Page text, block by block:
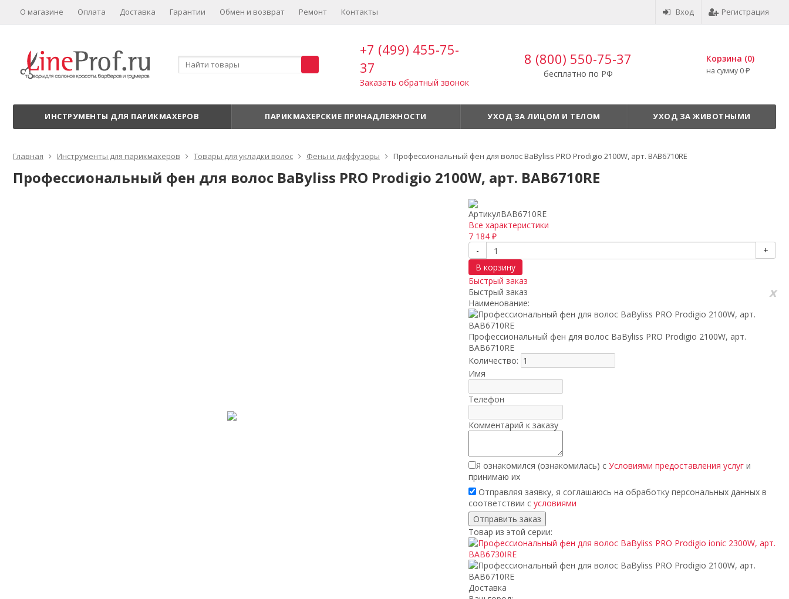
Вход Регистрация
О магазине Оплата Доставка Гарантии Обмен и возврат Ремонт Контакты
+7 (499) 455-75-
37
Заказать обратный звонок
8 (800) 550-75-37
бесплатно по РФ
Корзина (0)
на сумму 0 ₽
ИНСТРУМЕНТЫ ДЛЯ ПАРИКМАХЕРОВ ПАРИКМАХЕРСКИЕ ПРИНАДЛЕЖНОСТИ УХОД ЗА ЛИЦОМ И ТЕЛОМ УХОД ЗА ЖИВОТНЫМИ
Главная Инструменты для парикмахеров Товары для укладки волос Фены и диффузоры Профессиональный фен для волос BaByliss PRO Prodigio 2100W, арт. BAB6710RE
Профессиональный фен для волос BaByliss PRO Prodigio 2100W, арт. BAB6710RE
АртикулBAB6710RE
Все характеристики
7 184 ₽
-
+
В корзину
Быстрый заказ
Быстрый заказ
x
Наименование:
Профессиональный фен для волос BaByliss PRO Prodigio 2100W, арт.
BAB6710RE
Количество:
Имя
Телефон
Комментарий к заказу
Я ознакомился (ознакомилась) с Условиями предоставления услуги
принимаю их
Отправляя заявку, я соглашаюсь на обработку персональных данных в
соответствии с условиями
Товар из этой серии:
Доставка